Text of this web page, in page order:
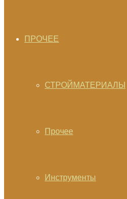
ПРОЧЕЕ
СТРОЙМАТЕРИАЛЫ
Прочее
Инструменты